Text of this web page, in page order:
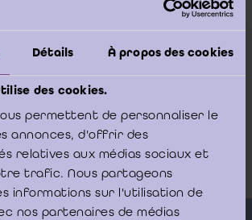
Détails À propos des cookies
des cookies.
permettent de personnaliser le
annonces, d'offrir des
relatives aux médias sociaux et
trafic. Nous partageons
informations sur l'utilisation de
nos partenaires de médias
23 mei 2026 - 09:00 -00:00
Phoenix Building - Koning
19 Boulevard du Roi Albert II -
Brussel/Bruxelles